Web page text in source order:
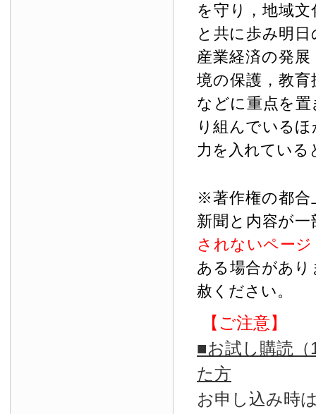
を守り，地域
と共に歩み明
産業経済の発
境の保護，教
などに重点を
り組んでいる
力を入れている
※著作権の都合
新聞と内容が
されないペー
ある場合があ
赦ください。
【ご注意】
■お試し購読
た方
お申し込み時